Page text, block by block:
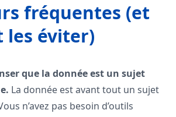
fréquentes (et
les éviter)
que la donnée est un sujet
La donnée est avant tout un sujet
n’avez pas besoin d’outils